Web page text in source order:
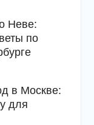
Неве:
по
в Москве:
для